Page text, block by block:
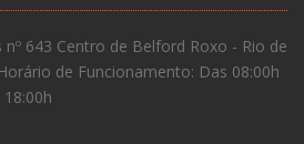
643 Centro de Belford Roxo - Rio de
de Funcionamento: Das 08:00h